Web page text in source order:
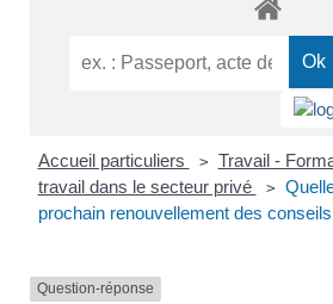
Accueil particuliers > Travail -
travail dans le secteur privé
>
prochain renouvellement des
Question-réponse